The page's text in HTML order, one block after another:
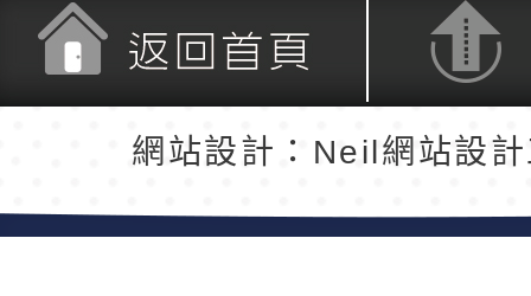
返回頂端
網站設計：Neil網站設